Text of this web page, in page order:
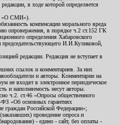
в ходе которой определяется
«О СМИ»).
компенсации морального вреда
опровержения, в порядке ч.2 ст.152 ГК
определения Хабаровского
И.И.Куликовой,
редакции. Редакция не вступает в
ссылок и комментариев. За них
и авторы. Комментарии на
не входят в электронное периодическое
и наполняемость несут авторы.
ч.2. ст.46 «Опросы общественного
«Об основных гарантиях
граждан Российской Федерации»;
проведение опроса и
- едино - сайт, без оплаты -